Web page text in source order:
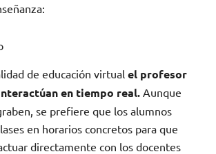
de educación virtual el profesor
en tiempo real. Aunque
se prefiere que los alumnos
en horarios concretos para que
directamente con los docentes